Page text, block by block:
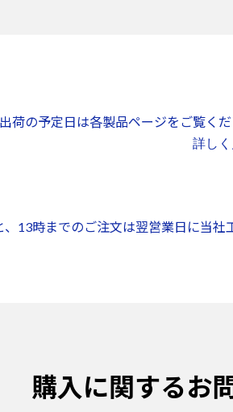
の予定日は各製品ページをご覧くだ
詳しく
、13時までのご注文は翌営業日に当
購入に関するお